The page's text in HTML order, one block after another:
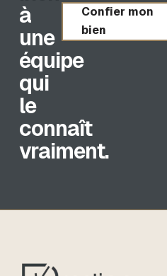
à
une
équipe
qui
le
connaît
vraiment.
Confier mon
bien